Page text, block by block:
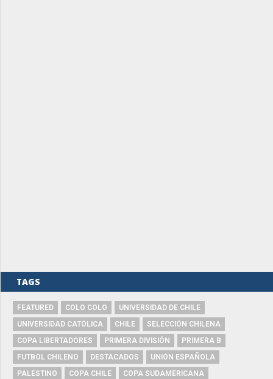
TAGS
FEATURED COLO COLO
UNIVERSIDAD DE CHILE
UNIVERSIDAD CATÓLICA
CHILE
SELECCIÓN CHILENA
COPA LIBERTADORES
PRIMERA DIVISIÓN
PRIMERA B
FUTBOL CHILENO
DESTACADOS
UNIÓN ESPAÑOLA
PALESTINO
COPA CHILE
COPA SUDAMERICANA